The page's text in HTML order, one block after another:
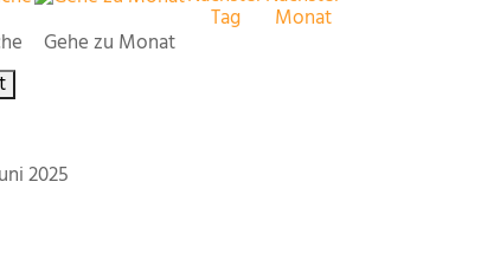
Gehe zu Monat
2025